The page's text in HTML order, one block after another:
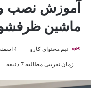
آموزش نصب و
ماشین
تیم محتوای کارو 4 اسفند 1404
زمان تقریبی مطالعه 7 دقیقه